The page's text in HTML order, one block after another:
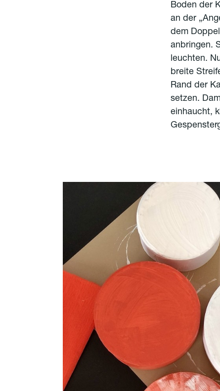
Boden der
an der
dem
anbringen.
leuchten.
breite
Rand der
setzen.
einhaucht,